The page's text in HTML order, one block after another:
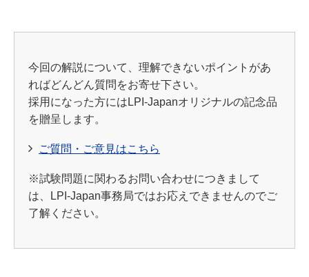
今回の解説について、理解できないポイントがあ
ればどんどん質問をお寄せ下さい。
採用になった方にはLPI-Japanオリジナルの記念品
を贈呈します。
ご質問・ご意見はこちら
※試験問題に関わるお問い合わせにつきまして
は、LPI-Japan事務局ではお応えできませんのでご
了解ください。